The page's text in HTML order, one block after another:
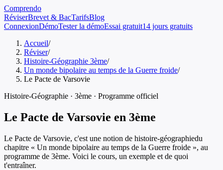
Comprendo
RéviserBrevet & BacTarifsBlog
ConnexionDémoTester la démoEssai gratuit14 jours gratuits
Accueil/
Réviser/
Histoire-Géographie 3ème/
Un monde bipolaire au temps de la Guerre froide/
Le Pacte de Varsovie
Histoire-Géographie · 3ème · Programme officiel
Le Pacte de Varsovie en 3ème
Le Pacte de Varsovie, c'est une notion de histoire-géographiedu
chapitre « Un monde bipolaire au temps de la Guerre froide », au
programme de 3ème. Voici le cours, un exemple et de quoi
t'entraîner.